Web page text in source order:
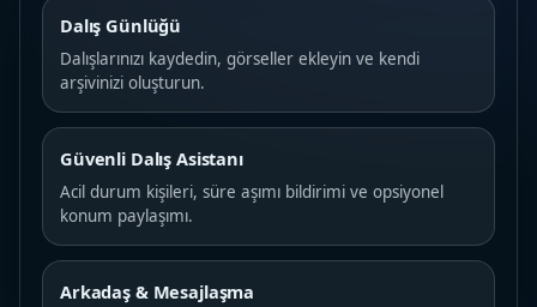
Dalış Günlüğü
Dalışlarınızı kaydedin, görseller ekleyin ve kendi
arşivinizi oluşturun.
Güvenli Dalış Asistanı
Acil durum kişileri, süre aşımı bildirimi ve opsiyonel
konum paylaşımı.
Arkadaş & Mesajlaşma